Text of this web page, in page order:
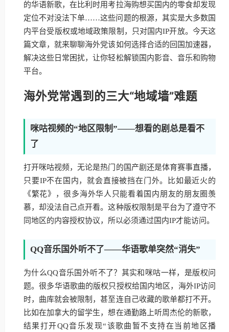
的华语新歌，在比利时用考拉海购想买国内的零食却发现
定位不对没法下单……这些问题的根源，其实是大多数国
内平台受版权或地域政策限制，只对国内IP开放。今天这
篇文章，就来聊聊海外党该如何选择合适的回国加速器，
解决这些日常困扰，让你轻松解锁国内影音、音乐和购物
平台。
海外党常遇到的三大“地域墙”难题
咪咕视频的“地区限制”——想看的剧总是看不
了
打开咪咕视频，无论是热门的国产剧还是体育赛事直播，
只要IP不在国内，就会直接被挡在门外。比如最近火的
《繁花》，很多海外华人只能看着国内朋友的朋友圈羡
慕，却没法自己点开看。这种版权限制是平台为了遵守不
同地区的内容授权协议，所以必须通过国内IP才能访问。
QQ音乐国外听不了——华语歌单突然“消失”
为什么QQ音乐国外听不了？其实和咪咕一样，是版权问
题。很多华语歌曲的版权只授权给国内地区，海外IP访问
时，曲库就会被限制，甚至连自己收藏的歌单都打不开。
比如在加拿大的留学生，想在通勤路上听周杰伦的新歌，
结果打开QQ音乐发现“该歌曲暂不支持在当前地区播